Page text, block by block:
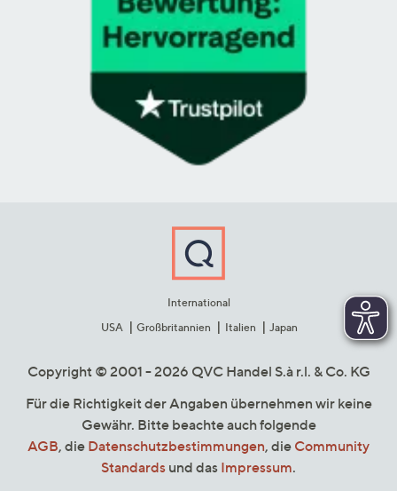
International
USA
Großbritannien Italien Japan
Copyright © 2001 - 2026 QVC Handel S.à r.l. & Co. KG
Für die Richtigkeit der Angaben übernehmen wir keine
Gewähr. Bitte beachte auch folgende
AGB, die Datenschutzbestimmungen, die Community
Standards und das Impressum.